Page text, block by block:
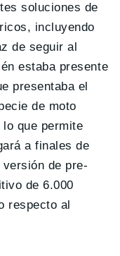
soluciones de
incluyendo
de seguir al
estaba presente
presentaba el
de moto
que permite
a finales de
de pre-
de 6.000
respecto al